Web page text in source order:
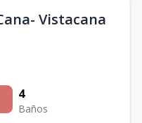
Vistacana
4
Baños